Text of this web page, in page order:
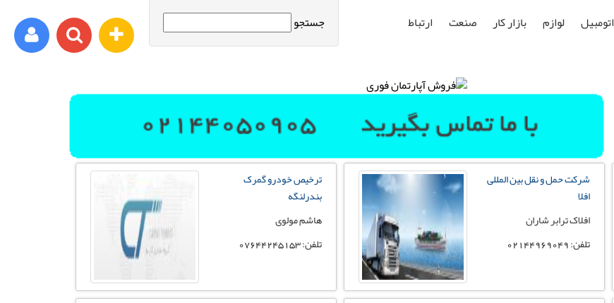
اتومبیل لوازم بازار کار صنعت ارتباط
جستجو
برای مثال : xyz@yahoo.com
فراموشی رمز عبور
شرکت حمل و نقل بین المللی
افلا
افلاک ترابر شاران
تلفن: 02144969049
ترخیص خودرو گمرک
بندرلنگه
هاشم مولوی
تلفن: 07644245153